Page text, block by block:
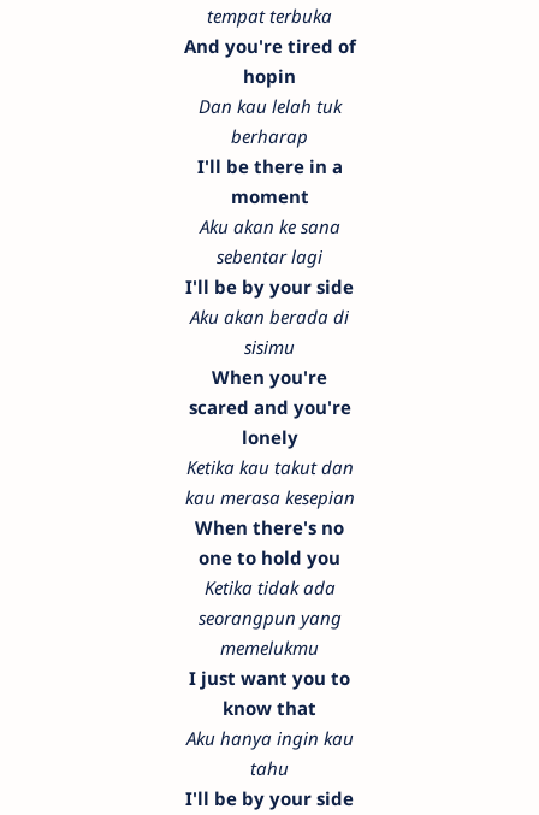
tempat terbuka
And you're tired of
hopin
Dan kau lelah tuk
berharap
I'll be there in a
moment
Aku akan ke sana
sebentar lagi
I'll be by your side
Aku akan berada di
sisimu
When you're
scared and you're
lonely
Ketika kau takut dan
kau merasa kesepian
When there's no
one to hold you
Ketika tidak ada
seorangpun yang
memelukmu
I just want you to
know that
Aku hanya ingin kau
tahu
I'll be by your side